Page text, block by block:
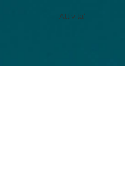
Attivita'